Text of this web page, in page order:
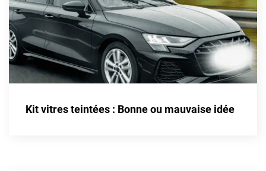
Byd
Cadillac
Changan
Chevrolet
Chrysler
Kit vitres teintées : Bonne ou mauvaise idée